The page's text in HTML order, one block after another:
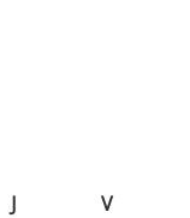
J Vviernes